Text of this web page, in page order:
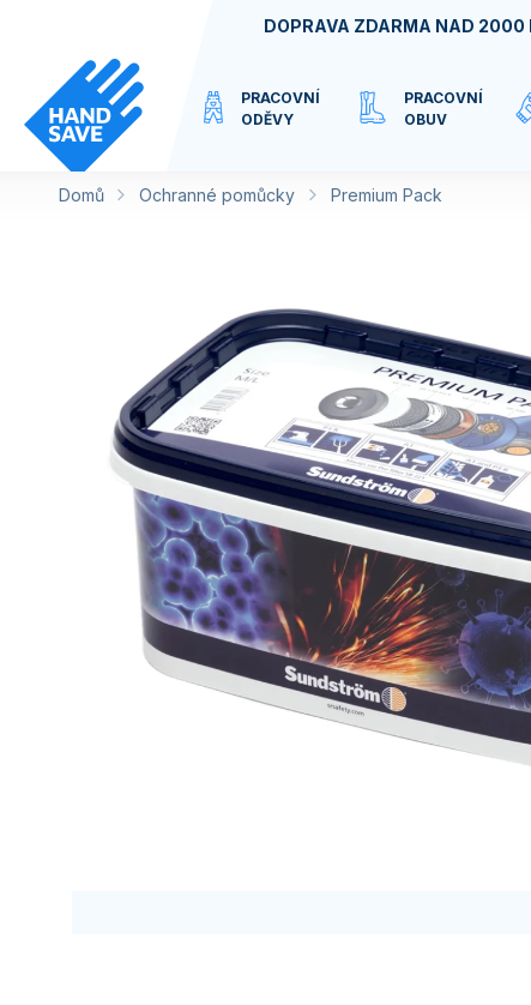
DOPRAVA ZDARMA NAD 2000
PRACOVNÍ
ODĚVY
PRACOVNÍ
OBUV
VIRTUÁLNÍ
Domů Ochranné pomůcky Premium Pack